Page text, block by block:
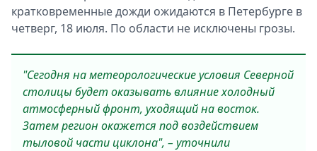
кратковременные дожди ожидаются в Петербурге в
четверг, 18 июля. По области не исключены грозы.
"Сегодня на метеорологические условия Северной
столицы будет оказывать влияние холодный
атмосферный фронт, уходящий на восток.
Затем регион окажется под воздействием
тыловой части циклона", – уточнили